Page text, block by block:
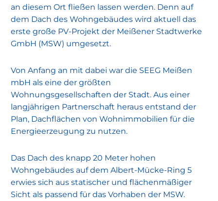
an diesem Ort fließen lassen werden. Denn auf
dem Dach des Wohngebäudes wird aktuell das
erste große PV-Projekt der Meißener Stadtwerke
GmbH (MSW) umgesetzt.
Von Anfang an mit dabei war die SEEG Meißen
mbH als eine der größten
Wohnungsgesellschaften der Stadt. Aus einer
langjährigen Partnerschaft heraus entstand der
Plan, Dachflächen von Wohnimmobilien für die
Energieerzeugung zu nutzen.
Das Dach des knapp 20 Meter hohen
Wohngebäudes auf dem Albert-Mücke-Ring 5
erwies sich aus statischer und flächenmäßiger
Sicht als passend für das Vorhaben der MSW.